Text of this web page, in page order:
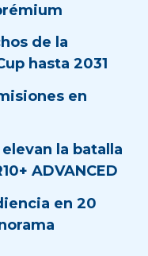
de la
hasta 2031
en
la batalla
ADVANCED
en 20